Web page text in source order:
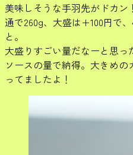
美味しそうな手羽先がドカ
通で260g、大盛は+100円で
と。
大盛りすごい量だなーと思
ソースの量で納得。大きめ
ってましたよ！